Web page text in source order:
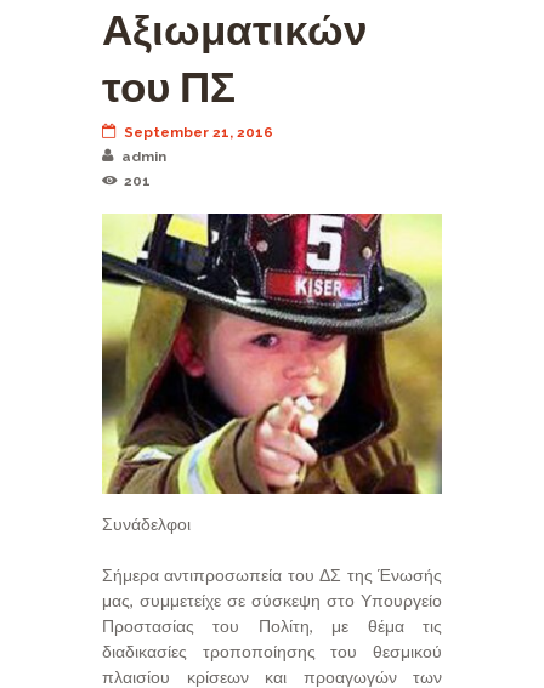
Αξιωματικών
του ΠΣ
September 21, 2016
admin
201
Συνάδελφοι
Σήμερα αντιπροσωπεία του ΔΣ της Ένωσής
μας, συμμετείχε σε σύσκεψη στο Υπουργείο
Προστασίας του Πολίτη, με θέμα τις
διαδικασίες τροποποίησης του θεσμικού
πλαισίου κρίσεων και προαγωγών των